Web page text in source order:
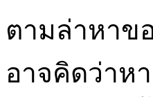
ตามล่าหาข
อาจคิดว่าห